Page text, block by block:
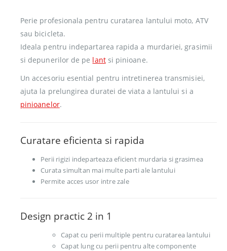
Perie profesionala pentru curatarea lantului moto, ATV
sau bicicleta.
Ideala pentru indepartarea rapida a murdariei, grasimii
si depunerilor de pe lantsi pinioane.
Un accesoriu esential pentru intretinerea transmisiei,
ajuta la prelungirea duratei de viata a lantului si a
pinioanelor.
Curatare eficienta si rapida
Perii rigizi indeparteaza eficient murdaria si grasimea
Curata simultan mai multe parti ale lantului
Permite acces usor intre zale
Design practic 2 in 1
Capat cu perii multiple pentru curatarea lantului
Capat lung cu perii pentru alte componente